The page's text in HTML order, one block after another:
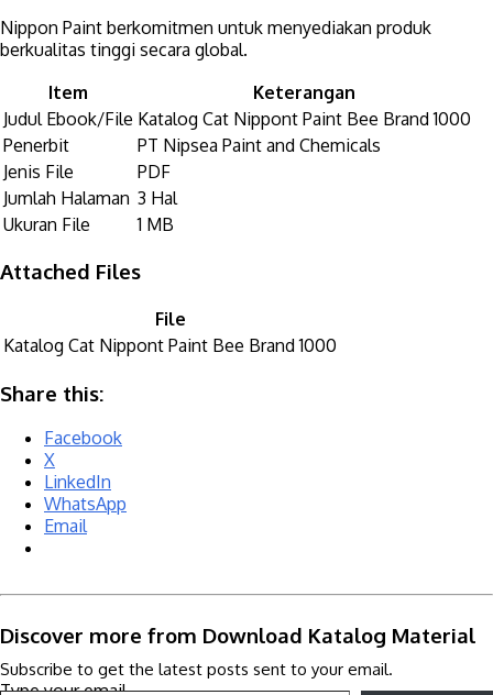
Nippon Paint berkomitmen untuk menyediakan produk
berkualitas tinggi secara global.
Item
Keterangan
Judul Ebook/File Katalog Cat Nippont Paint Bee Brand 1000
Penerbit
PT Nipsea Paint and Chemicals
Jenis File
PDF
Jumlah Halaman 3 Hal
Ukuran File
1 MB
Attached Files
File
Katalog Cat Nippont Paint Bee Brand 1000
Share this:
Facebook
X
LinkedIn
WhatsApp
Email
Discover more from Download Katalog Material
Subscribe to get the latest posts sent to your email.
Type your email…